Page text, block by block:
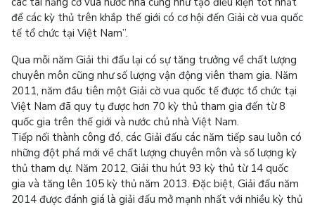
để các kỳ thủ trên khắp thế giới có cơ hội đến Giải cờ vua quốc
tế tổ chức tại Việt Nam”.
Qua mỗi năm Giải thi đấu lại có sự tăng trưởng về chất lượng
chuyên môn cũng như số lượng vận động viên tham gia. Năm
2011, năm đầu tiên một Giải cờ vua quốc tế được tổ chức tại
Việt Nam đã quy tụ được hơn 70 kỳ thủ tham gia đến từ 8
quốc gia trên thế giới và nước chủ nhà Việt Nam.
Tiếp nối thành công đó, các Giải đấu các năm tiếp sau luôn có
những đột phá mới về chất lượng chuyên môn và số lượng kỳ
thủ tham dự. Năm 2012, Giải thu hút 93 kỳ thủ từ 14 quốc
gia và tăng lên 105 kỳ thủ năm 2013. Đặc biệt, Giải đấu năm
2014 được đánh giá là giải đấu mở mạnh nhất với nhiều kỳ thủ